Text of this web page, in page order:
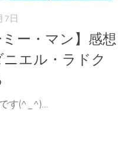
7日
ー・マン】感想
エル・ラドク
す(^_^)...